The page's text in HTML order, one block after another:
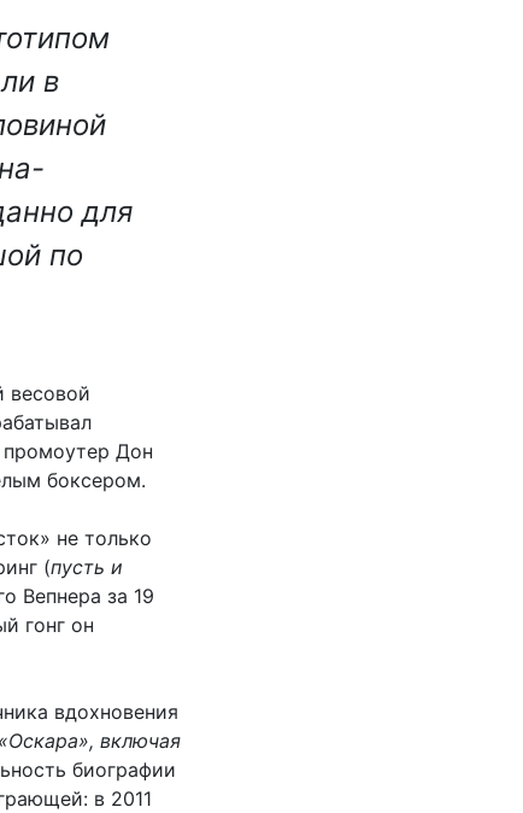
в
для
по
весовой
Дон
боксером.
не только
(пусть и
Вепнера за 19
гонг он
вдохновения
включая
биографии
в 2011